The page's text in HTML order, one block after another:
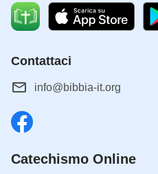
Contattaci
info@bibbia-it.org
Catechismo Online